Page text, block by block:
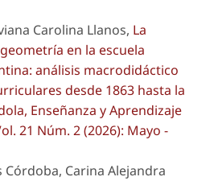
Carolina Llanos, La
en la escuela
análisis macrodidáctico
desde 1863 hasta la
Enseñanza y Aprendizaje
21 Núm. 2 (2026): Mayo -
Córdoba, Carina Alejandra